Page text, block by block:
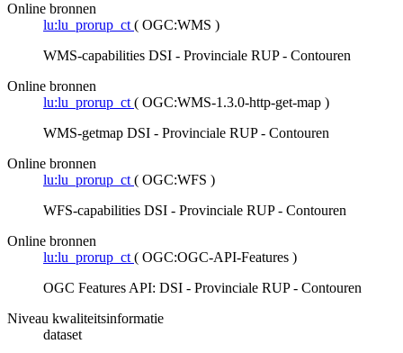
Online bronnen
lu:lu_prorup_ct ( OGC:WMS )
WMS-capabilities DSI - Provinciale RUP - Contouren
Online bronnen
lu:lu_prorup_ct ( OGC:WMS-1.3.0-http-get-map )
WMS-getmap DSI - Provinciale RUP - Contouren
Online bronnen
lu:lu_prorup_ct ( OGC:WFS )
WFS-capabilities DSI - Provinciale RUP - Contouren
Online bronnen
lu:lu_prorup_ct ( OGC:OGC-API-Features )
OGC Features API: DSI - Provinciale RUP - Contouren
Niveau kwaliteitsinformatie
dataset